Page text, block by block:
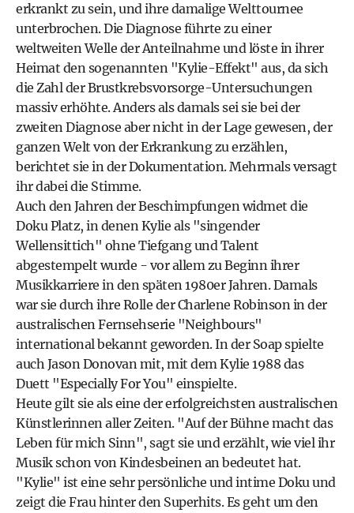
erkrankt zu sein, und ihre damalige Welttournee
unterbrochen. Die Diagnose führte zu einer
weltweiten Welle der Anteilnahme und löste in ihrer
Heimat den sogenannten "Kylie-Effekt" aus, da sich
die Zahl der Brustkrebsvorsorge-Untersuchungen
massiv erhöhte. Anders als damals sei sie bei der
zweiten Diagnose aber nicht in der Lage gewesen, der
ganzen Welt von der Erkrankung zu erzählen,
berichtet sie in der Dokumentation. Mehrmals versagt
ihr dabei die Stimme.
Auch den Jahren der Beschimpfungen widmet die
Doku Platz, in denen Kylie als "singender
Wellensittich" ohne Tiefgang und Talent
abgestempelt wurde - vor allem zu Beginn ihrer
Musikkarriere in den späten 1980er Jahren. Damals
war sie durch ihre Rolle der Charlene Robinson in der
australischen Fernsehserie "Neighbours"
international bekannt geworden. In der Soap spielte
auch Jason Donovan mit, mit dem Kylie 1988 das
Duett "Especially For You" einspielte.
Heute gilt sie als eine der erfolgreichsten australischen
Künstlerinnen aller Zeiten. "Auf der Bühne macht das
Leben für mich Sinn", sagt sie und erzählt, wie viel ihr
Musik schon von Kindesbeinen an bedeutet hat.
"Kylie" ist eine sehr persönliche und intime Doku und
zeigt die Frau hinter den Superhits. Es geht um den